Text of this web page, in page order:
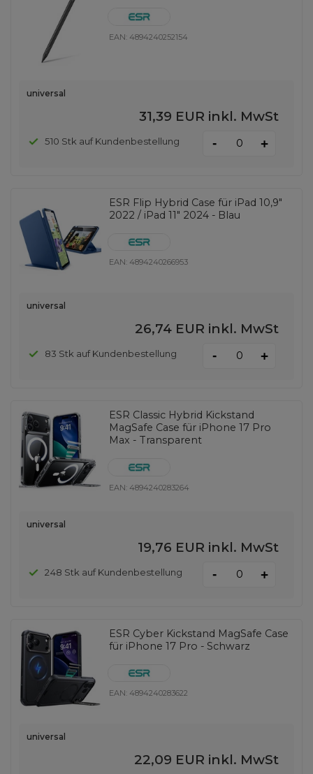
EAN: 4894240252154
universal
31,39 EUR inkl. MwSt
510 Stk auf Kundenbestellung - +
ESR Flip Hybrid Case für iPad 10,9"
2022 / iPad 11" 2024 - Blau
EAN: 4894240266953
universal
26,74 EUR inkl. MwSt
83 Stk auf Kundenbestellung - +
ESR Classic Hybrid Kickstand
MagSafe Case für iPhone 17 Pro
Max - Transparent
EAN: 4894240283264
universal
19,76 EUR inkl. MwSt
248 Stk auf Kundenbestellung - +
ESR Cyber ​​Kickstand MagSafe Case
für iPhone 17 Pro - Schwarz
EAN: 4894240283622
universal
22,09 EUR inkl. MwSt